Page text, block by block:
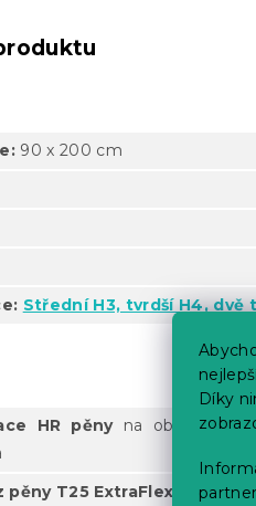
Díky
90 x 200 cm
Střední H3, tvrdší H4, dvě
HR pěnyna obou
T25 ExtraFlex s